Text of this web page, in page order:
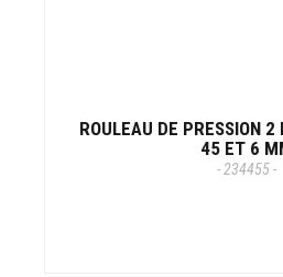
ROULEAU DE PRESSION
45 ET 6
- 234455 -